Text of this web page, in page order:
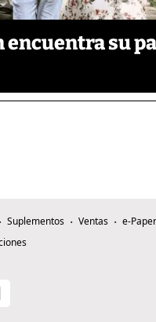
encuentra su
Suplementos Ventas
e-Paper